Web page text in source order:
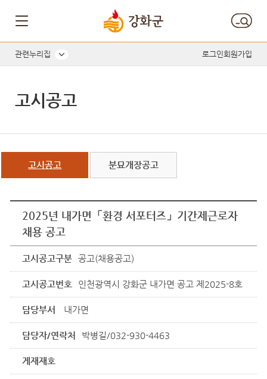
관련누리집 로그인회원가입
고시공고
고시공고 분묘개장공고
2025년 내가면「환경 서포터즈」기간제근로자
채용 공고
고시공고구분 공고(채용공고)
고시공고번호 인천광역시 강화군 내가면 공고 제2025-8호
담당부서 내가면
담당자/연락처 박병길/032-930-4463
게재재호